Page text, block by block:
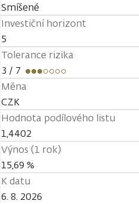
Smíšené
Investiční horizont
5
Tolerance rizika
3 / 7
Měna
CZK
Hodnota podílového listu
1,4402
Výnos (1 rok)
15,69 %
K datu
6. 8. 2026